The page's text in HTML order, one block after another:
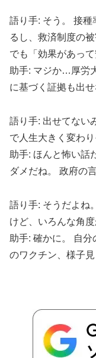
語り手: そう。 接
るし、救済制度の
でも「効果があっ
助手: マジか…厚労
に基づく証拠も出
語り手: 出せてない
で人生大きく変わり
助手: ほんと怖い話
ダメだね。 政府の
語り手: そうだよね
けど、いろんな角
助手: 確かに。 自
のワクチン、様子